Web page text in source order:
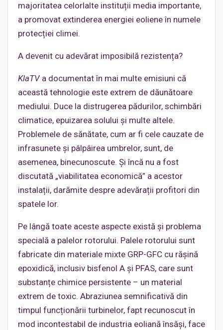
majoritatea celorlalte instituții media importante,
a promovat extinderea energiei eoliene în numele
protecției climei.
A devenit cu adevărat imposibilă rezistența?
KlaTVa documentat în mai multe emisiuni că
această tehnologie este extrem de dăunătoare
mediului. Duce la distrugerea pădurilor, schimbări
climatice, epuizarea solului și multe altele.
Problemele de sănătate, cum ar fi cele cauzate de
infrasunete și pâlpâirea umbrelor, sunt, de
asemenea, binecunoscute. Și încă nu a fost
discutată „viabilitatea economică” a acestor
instalații, darămite despre adevărații profitori din
spatele lor.
Pe lângă toate aceste aspecte există și problema
specială a palelor rotorului. Palele rotorului sunt
fabricate din materiale mixte GRP-GFC cu rășină
epoxidică, inclusiv bisfenol A și PFAS, care sunt
substanțe chimice persistente – un material
extrem de toxic. Abraziunea semnificativă din
timpul funcționării turbinelor, fapt recunoscut în
mod incontestabil de industria eoliană însăși, face